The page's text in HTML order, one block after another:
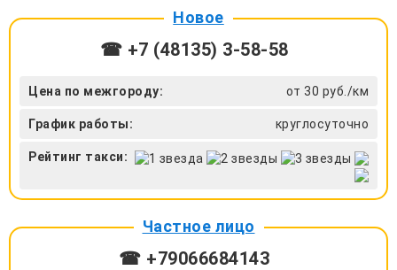
Новое
☎ +7 (48135) 3-58-58
Цена по межгороду: от 30 руб./км
График работы: круглосуточно
Рейтинг такси:
Частное лицо
☎ +79066684143